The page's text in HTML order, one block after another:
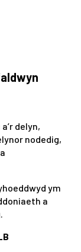
delyn,
nodedig,
ym
a